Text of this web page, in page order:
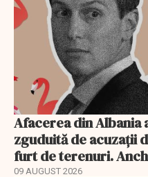
Afacerea din Albania
zguduită de acuzații
furt de terenuri.
09 AUGUST 2026